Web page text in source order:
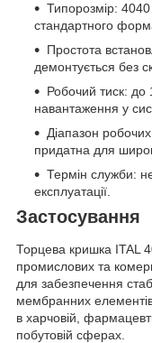
Типорозмір:
стандартного
Простота
демонтується без
Робочий тиск:
навантаження у
Діапазон
придатна для
Термін служби:
експлуатації.
Застосування
Торцева кришка ITAL
промислових та
для забезпечення
мембранних
в харчовій,
побутовій сферах.